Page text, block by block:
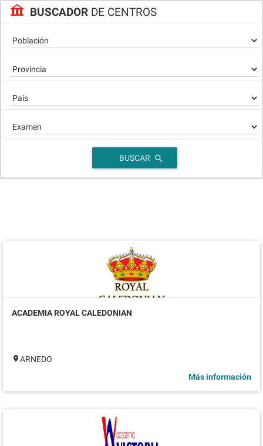
BUSCADOR DE CENTROS
BUSCAR
ACADEMIA ROYAL CALEDONIAN
ARNEDO
Más información